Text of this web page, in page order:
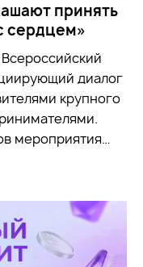
принять
сердцем»
диалог
крупного
мероприятия…